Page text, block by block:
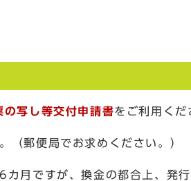
の写し等交付申請書をご利用くだ
（郵便局でお求めください。）
カ月ですが、換金の都合上、発